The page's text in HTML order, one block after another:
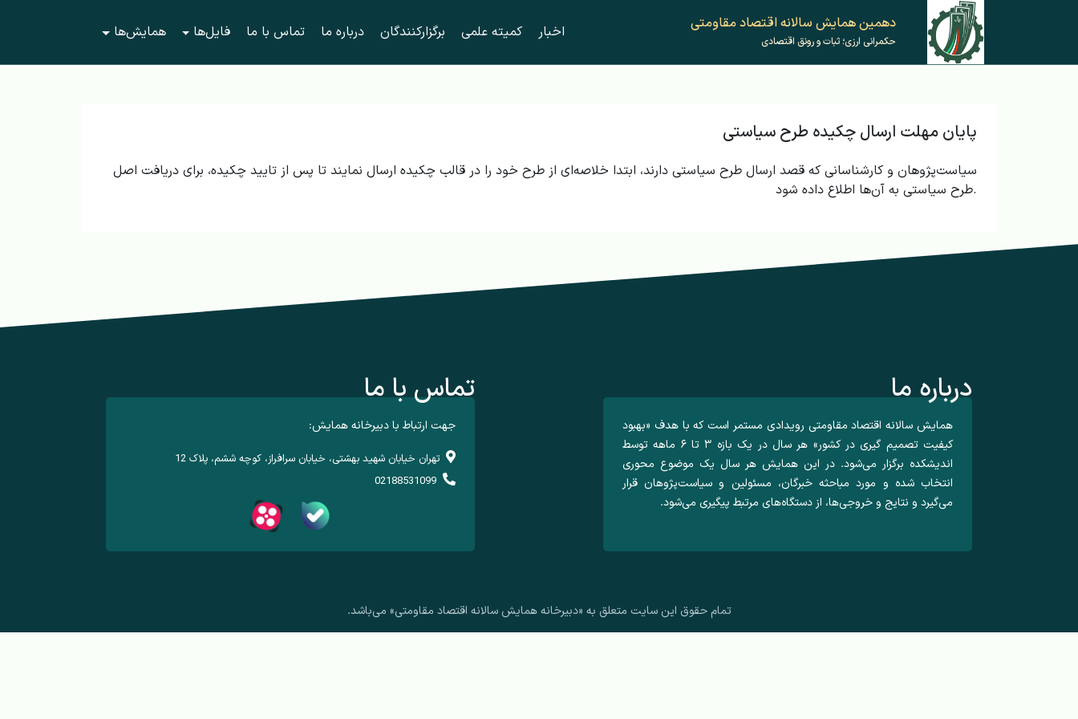
دهمین همایش‌ سالانه اقتصاد مقاومتی
حکمرانی ارزی؛ ثبات و رونق اقتصادی اخبار کمیته علمی برگزارکنندگان درباره ما تماس با ما فایل‌ها همایش‌ها
پایان مهلت ارسال چکیده طرح سیاستی
سیاست‌پژوهان و کارشناسانی که قصد ارسال طرح سیاستی دارند، ابتدا خلاصه‌ای از طرح خود را در قالب چکیده ارسال نمایند تا پس از تایید چکیده، برای دریافت اصل
طرح سیاستی به آن‌ها اطلاع داده شود.
درباره ما
همایش سالانه اقتصاد مقاومتی رویدادی مستمر است که با هدف «بهبود
کیفیت تصمیم گیری در کشور» هر سال در یک بازه ۳ تا ۶ ماهه توسط
اندیشکده برگزار می‌شود. در این همایش هر سال یک موضوع محوری
انتخاب شده و مورد مباحثه خبرگان، مسئولین و سیاست‌پژوهان قرار
می‌گیرد و نتایج و خروجی‌ها، از دستگاه‌های مرتبط پیگیری می‌شود.
تماس با ما
جهت ارتباط با دبیرخانه همایش:
تهران خیابان شهید بهشتی، خیابان سرافراز، کوچه ششم، پلاک 12
02188531099
تمام حقوق این سایت متعلق به «دبیرخانه همایش سالانه اقتصاد مقاومتی» می‌باشد.